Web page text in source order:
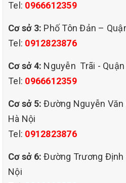
Tel: 0966612359
Cơ sở 3: Phố Tôn Đản –
Tel: 0912823876
Cơ sở 4: Nguyễn Trãi -
Tel: 0966612359
Cơ sở 5: Đường Nguyễn Văn
Hà Nội
Tel: 0912823876
Cơ sở 6: Đường Trương Định
Nội